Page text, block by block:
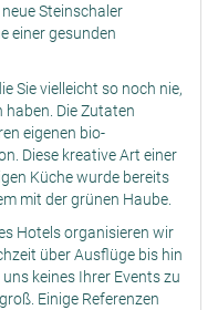
Steinschaler
einer gesunden
Sie vielleicht so noch nie,
Die Zutaten
eigenen bio-
Diese kreative Art einer
Küche wurde bereits
mit der grünen Haube.
Hotels organisieren wir
über Ausflüge bis hin
keines Ihrer Events zu
Einige Referenzen